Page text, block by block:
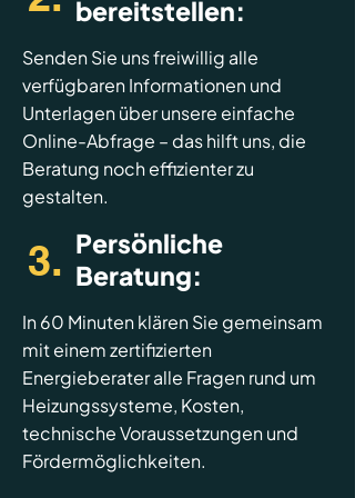
bereitstellen:
Senden Sie uns freiwillig alle
verfügbaren Informationen und
Unterlagen über unsere einfache
Online-Abfrage – das hilft uns, die
Beratung noch effizienter zu
gestalten.
3. Persönliche
Beratung:
In 60 Minuten klären Sie gemeinsam
mit einem zertifizierten
Energieberater alle Fragen rund um
Heizungssysteme, Kosten,
technische Voraussetzungen und
Fördermöglichkeiten.